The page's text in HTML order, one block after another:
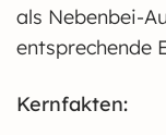
als Nebenbei-
entsprechende
Kernfakten: